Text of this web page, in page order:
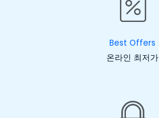
Best Offers
온라인 최저가